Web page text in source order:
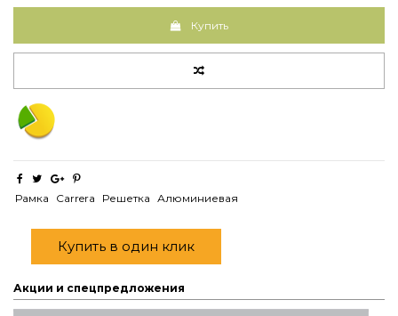
Купить
Рамка Carrera Решетка Алюминиевая
Купить в один клик
Акции и спецпредложения